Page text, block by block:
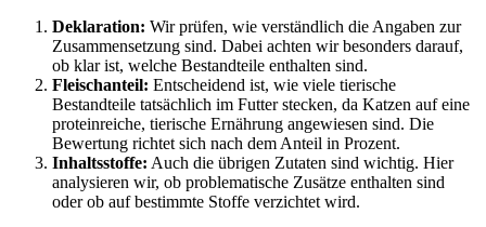
Deklaration: Wir prüfen, wie verständlich die Angaben zur
Zusammensetzung sind. Dabei achten wir besonders darauf,
ob klar ist, welche Bestandteile enthalten sind.
Fleischanteil: Entscheidend ist, wie viele tierische
Bestandteile tatsächlich im Futter stecken, da Katzen auf eine
proteinreiche, tierische Ernährung angewiesen sind. Die
Bewertung richtet sich nach dem Anteil in Prozent.
Inhaltsstoffe: Auch die übrigen Zutaten sind wichtig. Hier
analysieren wir, ob problematische Zusätze enthalten sind
oder ob auf bestimmte Stoffe verzichtet wird.